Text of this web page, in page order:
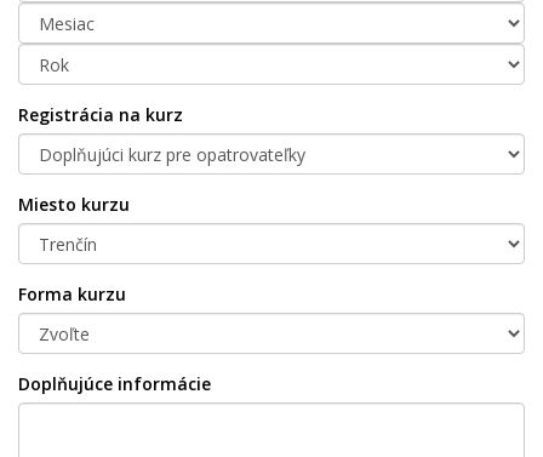
Registrácia na kurz
Miesto kurzu
Forma kurzu
Doplňujúce informácie